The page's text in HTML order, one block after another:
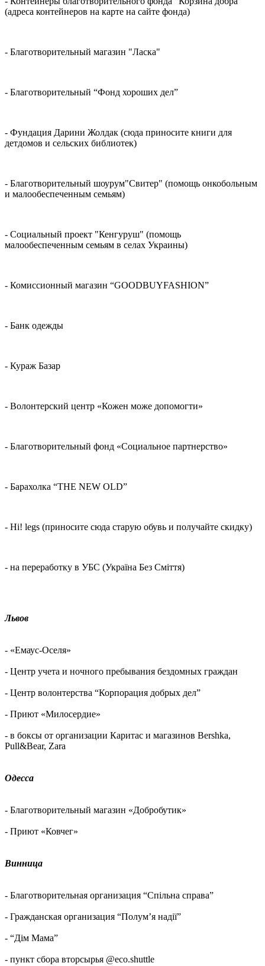
(адреса контейнеров на карте на сайте фонда)
- Благотворительный магазин "Ласка"
- Благотворительный “Фонд хороших дел”
- Фундация Дарини Жолдак (сюда приносите книги для
детдомов и сельских библиотек)
- Благотворительный шоурум"Свитер" (помощь онкобольным
и малообеспеченным семьям)
- Социальный проект "Кенгуруш" (помощь
малообеспеченным семьям в селах Украины)
- Комиссионный магазин “GOODBUYFASHION”
- Банк одежды
- Кураж Базар
- Волонтерский центр «Кожен може допомогти»
- Благотворительный фонд «Социальное партнерство»
- Барахолка “THE NEW OLD”
- Hi! legs (приносите сюда старую обувь и получайте скидку)
- на переработку в УБС (Україна Без Сміття)
Львов
- «Емаус-Оселя»
- Центр учета и ночного пребывания бездомных граждан
- Центр волонтерства “Корпорация добрых дел”
- Приют «Милосердие»
- в боксы от организации Каритас и магазинов Bershka,
Pull&Bear, Zara
Одесса
- Благотворительный магазин «Добробутик»
- Приют «Ковчег»
Винница
- Благотворительная организация “Спільна справа”
- Гражданская организация “Полум’я надії”
- “Дім Мама”
- пункт сбора вторсырья @eco.shuttle